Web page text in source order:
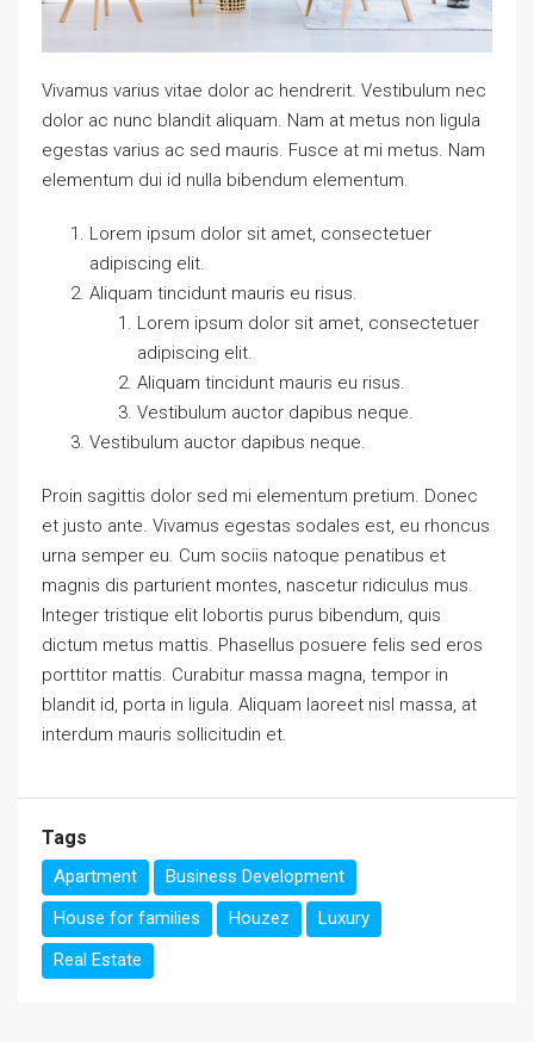
Vivamus varius vitae dolor ac hendrerit. Vestibulum nec
dolor ac nunc blandit aliquam. Nam at metus non ligula
egestas varius ac sed mauris. Fusce at mi metus. Nam
elementum dui id nulla bibendum elementum.
Lorem ipsum dolor sit amet, consectetuer
adipiscing elit.
Aliquam tincidunt mauris eu risus.
Lorem ipsum dolor sit amet, consectetuer
adipiscing elit.
Aliquam tincidunt mauris eu risus.
Vestibulum auctor dapibus neque.
Vestibulum auctor dapibus neque.
Proin sagittis dolor sed mi elementum pretium. Donec
et justo ante. Vivamus egestas sodales est, eu rhoncus
urna semper eu. Cum sociis natoque penatibus et
magnis dis parturient montes, nascetur ridiculus mus.
Integer tristique elit lobortis purus bibendum, quis
dictum metus mattis. Phasellus posuere felis sed eros
porttitor mattis. Curabitur massa magna, tempor in
blandit id, porta in ligula. Aliquam laoreet nisl massa, at
interdum mauris sollicitudin et.
Tags
Apartment
Business Development
House for families
Houzez
Luxury
Real Estate